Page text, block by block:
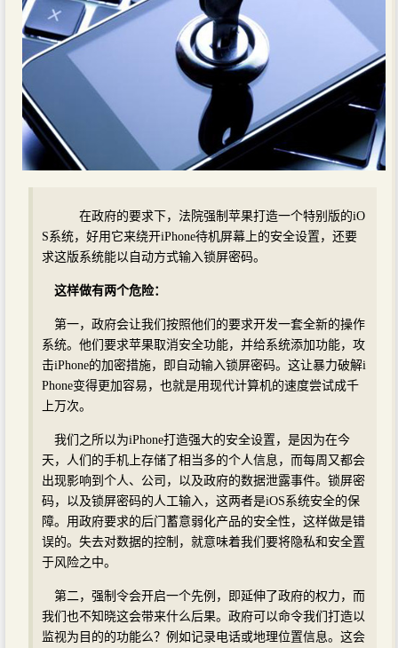
在政府的要求下，法院强制苹果打造一个特别版的iO
S系统，好用它来绕开iPhone待机屏幕上的安全设置，还要
求这版系统能以自动方式输入锁屏密码。
这样做有两个危险：
第一，政府会让我们按照他们的要求开发一套全新的操作
系统。他们要求苹果取消安全功能，并给系统添加功能，攻
击iPhone的加密措施，即自动输入锁屏密码。这让暴力破解i
Phone变得更加容易，也就是用现代计算机的速度尝试成千
上万次。
我们之所以为iPhone打造强大的安全设置，是因为在今
天，人们的手机上存储了相当多的个人信息，而每周又都会
出现影响到个人、公司，以及政府的数据泄露事件。锁屏密
码，以及锁屏密码的人工输入，这两者是iOS系统安全的保
障。用政府要求的后门蓄意弱化产品的安全性，这样做是错
误的。失去对数据的控制，就意味着我们要将隐私和安全置
于风险之中。
第二，强制令会开启一个先例，即延伸了政府的权力，而
我们也不知晓这会带来什么后果。政府可以命令我们打造以
监视为目的的功能么？例如记录电话或地理位置信息。这会